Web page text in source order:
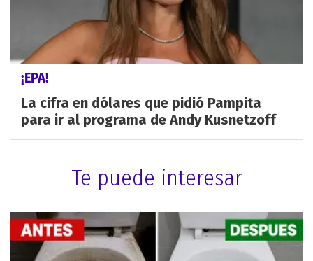
¡EPA!
La cifra en dólares que pidió Pampita
para ir al programa de Andy Kusnetzoff
Te puede interesar